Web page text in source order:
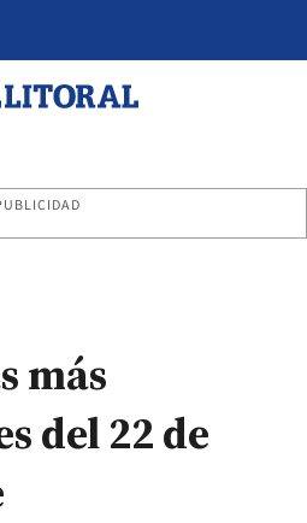
más
del 22 de